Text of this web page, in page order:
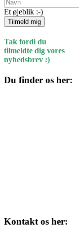
Et øjeblik :-)
Tilmeld mig
Tak fordi du
tilmeldte dig vores
nyhedsbrev :)
Du finder os her:
Kontakt os her: